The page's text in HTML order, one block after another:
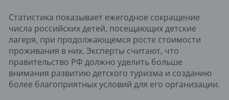
Статистика показывает ежегодное сокращение
числа российских детей, посещающих детские
лагеря, при продолжающемся росте стоимости
проживания в них. Эксперты считают, что
правительство РФ должно уделить больше
внимания развитию детского туризма и созданию
более благоприятных условий для его организации.